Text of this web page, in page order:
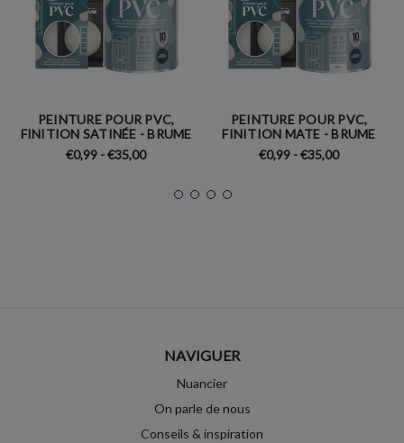
PEINTURE POUR PVC,
FINITION SATINÉE - BRUME
€0,99 - €35,00
PEINTURE POUR PVC,
FINITION MATE - BRUME
€0,99 - €35,00
NAVIGUER
Nuancier
On parle de nous
Conseils & inspiration